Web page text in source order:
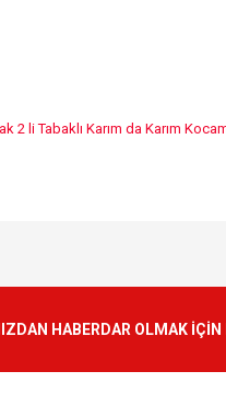
2 li Tabaklı Karım da Karım
HABERDAR OLMAK